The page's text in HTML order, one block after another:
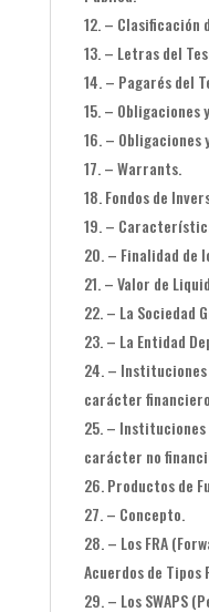
– Clasificación
– Letras del
– Pagarés del
– Obligaciones
– Obligaciones
– Warrants.
Fondos de
–
– Finalidad de
– Valor de
– La Sociedad
– La Entidad
– Instituciones
carácter
– Instituciones
carácter no
Productos de
– Concepto.
– Los FRA
Acuerdos de Tipos
– Los SWAPS